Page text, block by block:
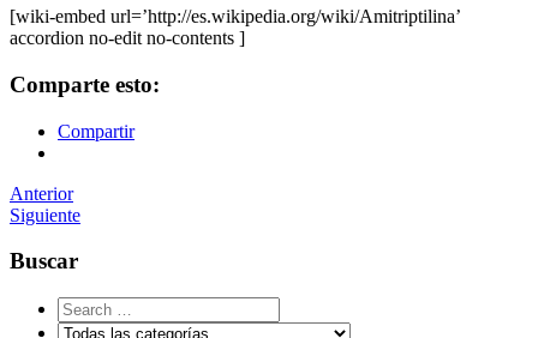
[wiki-embed url=’http://es.wikipedia.org/wiki/Amitriptilina’
accordion no-edit no-contents ]
Comparte esto:
Compartir
Navegador
de
artículos
Anterior
Siguiente
Buscar